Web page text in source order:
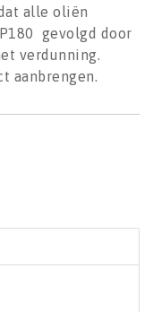
alle oliën
gevolgd door
verdunning.
aanbrengen.